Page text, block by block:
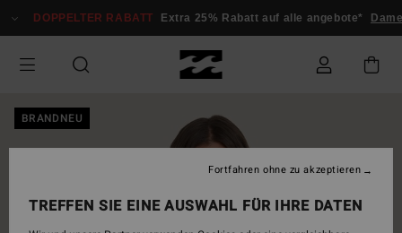
zur
springen
DOPPELTER RABATT Extra 25% Rabatt auf alle angebote* Damen
BRANDNEU
TREFFEN SIE EINE AUSWAHL FÜR IHRE DATEN
Fortfahren ohne zu akzeptieren